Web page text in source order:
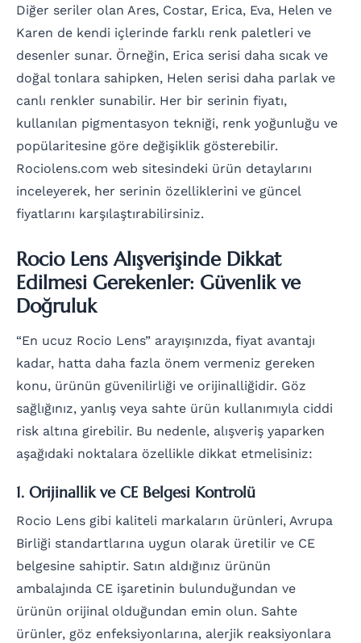
Diğer seriler olan Ares, Costar, Erica, Eva, Helen ve
Karen de kendi içlerinde farklı renk paletleri ve
desenler sunar. Örneğin, Erica serisi daha sıcak ve
doğal tonlara sahipken, Helen serisi daha parlak ve
canlı renkler sunabilir. Her bir serinin fiyatı,
kullanılan pigmentasyon tekniği, renk yoğunluğu ve
popülaritesine göre değişiklik gösterebilir.
Rociolens.com web sitesindeki ürün detaylarını
inceleyerek, her serinin özelliklerini ve güncel
fiyatlarını karşılaştırabilirsiniz.
Rocio Lens Alışverişinde Dikkat
Edilmesi Gerekenler: Güvenlik ve
Doğruluk
“En ucuz Rocio Lens” arayışınızda, fiyat avantajı
kadar, hatta daha fazla önem vermeniz gereken
konu, ürünün güvenilirliği ve orijinalliğidir. Göz
sağlığınız, yanlış veya sahte ürün kullanımıyla ciddi
risk altına girebilir. Bu nedenle, alışveriş yaparken
aşağıdaki noktalara özellikle dikkat etmelisiniz:
1. Orijinallik ve CE Belgesi Kontrolü
Rocio Lens gibi kaliteli markaların ürünleri, Avrupa
Birliği standartlarına uygun olarak üretilir ve CE
belgesine sahiptir. Satın aldığınız ürünün
ambalajında CE işaretinin bulunduğundan ve
ürünün orijinal olduğundan emin olun. Sahte
ürünler, göz enfeksiyonlarına, alerjik reaksiyonlara